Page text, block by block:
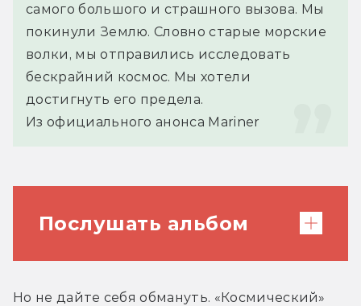
самого большого и страшного вызова. Мы
покинули Землю. Словно старые морские
волки, мы отправились исследовать
бескрайний космос. Мы хотели
достигнуть его предела.
Из официального анонса Mariner
Послушать альбом
Но не дайте себя обмануть. «Космический»